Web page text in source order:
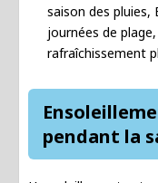
saison des
journées de
rafraîchissement
pendant la